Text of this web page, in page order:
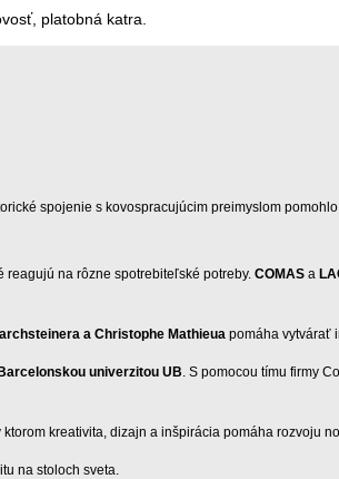
platobná katra.
spojenie s kovospracujúcim preimyslom
reagujú na rôzne spotrebiteľské potreby. COMAS a
a Christophe Mathieua pomáha vytvárať
univerzitou UB. S pomocou tímu firmy
kreativita, dizajn a inšpirácia pomáha rozvoju
na stoloch sveta.